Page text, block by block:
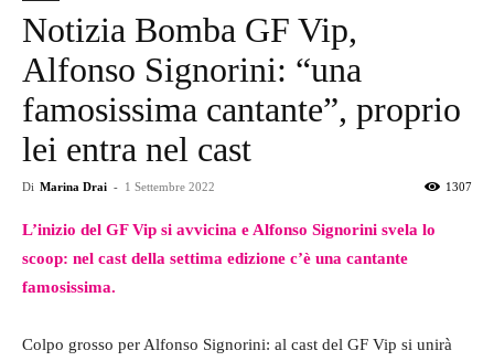
Notizia Bomba GF Vip,
Alfonso Signorini: “una
famosissima cantante”, proprio
lei entra nel cast
Di Marina Drai - 1 Settembre 2022 1307
L’inizio del GF Vip si avvicina e Alfonso Signorini svela lo
scoop: nel cast della settima edizione c’è una cantante
famosissima.
Colpo grosso per Alfonso Signorini: al cast del GF Vip si unirà